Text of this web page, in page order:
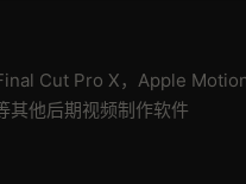
Cut Pro X，Apple
他后期视频制作软件